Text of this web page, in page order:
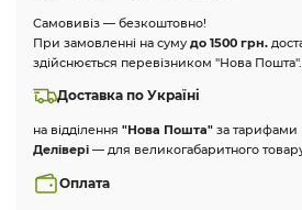
Самовивіз — безкоштовно!
При замовленні на суму до 1500 грн.
здійснюється перевізником "Нова Пошта".
Доставка по Україні
на відділення "Нова Пошта" за тарифами
Делівері — для великогабаритного
Оплата